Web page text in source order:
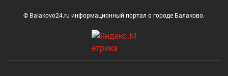
© Balakovo24.ru информационный портал о городе Балаково.